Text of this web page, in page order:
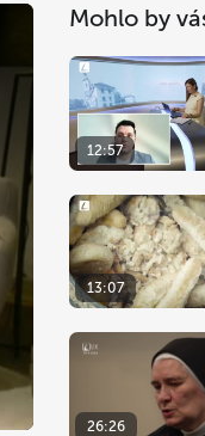
Mohlo by
12:57
13:07
26:26